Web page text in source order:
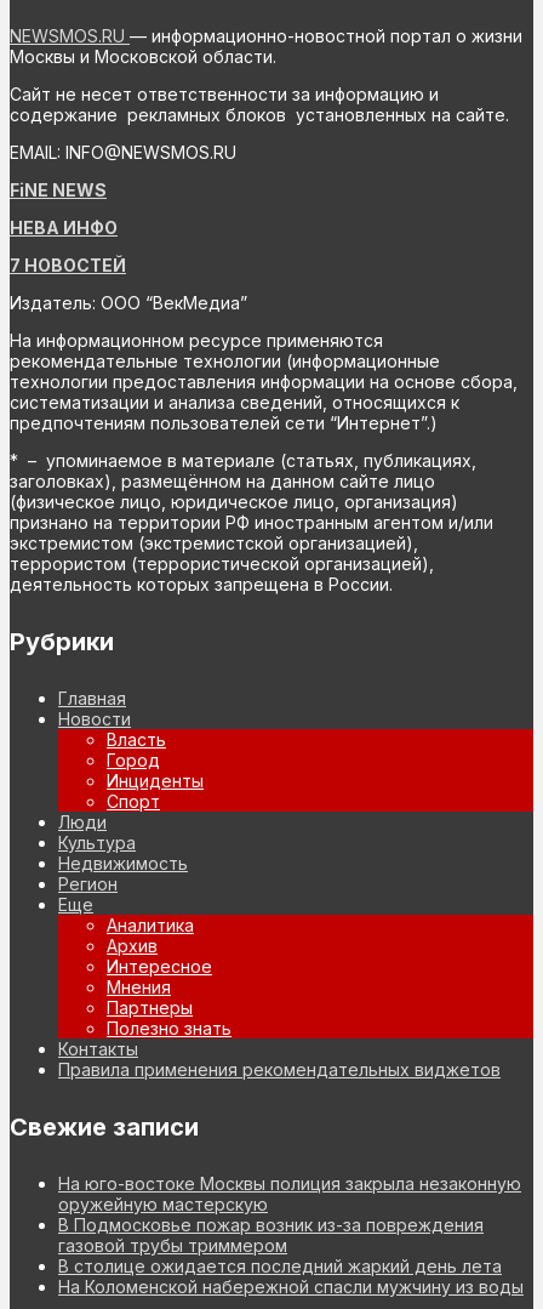
NEWSMOS.RU — информационно-новостной портал о жизни
Москвы и Московской области.
Сайт не несет ответственности за информацию и
содержание рекламных блоков установленных на сайте.
EMAIL: INFO@NEWSMOS.RU
FiNE NEWS
НЕВА ИНФО
7 НОВОСТЕЙ
Издатель: ООО “ВекМедиа”
На информационном ресурсе применяются
рекомендательные технологии (информационные
технологии предоставления информации на основе сбора,
систематизации и анализа сведений, относящихся к
предпочтениям пользователей сети “Интернет”.)
* – упоминаемое в материале (статьях, публикациях,
заголовках), размещённом на данном сайте лицо
(физическое лицо, юридическое лицо, организация)
признано на территории РФ иностранным агентом и/или
экстремистом (экстремистской организацией),
террористом (террористической организацией),
деятельность которых запрещена в России.
Рубрики
Главная
Новости
Власть
Город
Инциденты
Спорт
Люди
Культура
Недвижимость
Регион
Еще
Аналитика
Архив
Интересное
Мнения
Партнеры
Полезно знать
Контакты
Правила применения рекомендательных виджетов
Свежие записи
На юго-востоке Москвы полиция закрыла незаконную
оружейную мастерскую
В Подмосковье пожар возник из-за повреждения
газовой трубы триммером
В столице ожидается последний жаркий день лета
На Коломенской набережной спасли мужчину из воды